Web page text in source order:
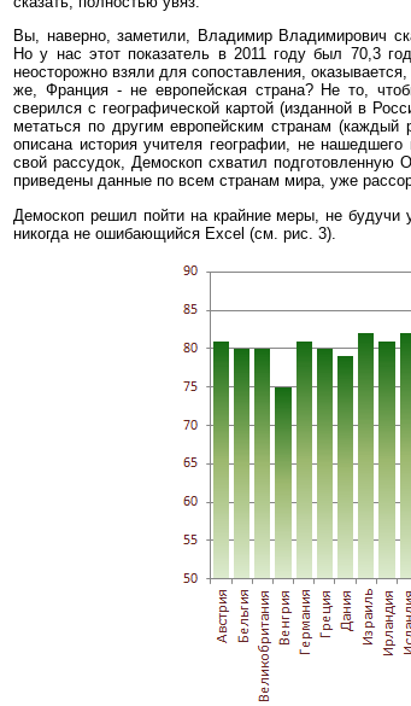
Вы, наверно, заметили, Владимир Владимирович
Но у нас этот показатель в 2011 году был 70,3
неосторожно взяли для сопоставления,
же, Франция - не европейская страна? Не то,
сверился с географической картой (изданной в
метаться по другим европейским странам (каждый
описана история учителя географии, не
свой рассудок, Демоскоп схватил
приведены данные по всем странам мира, уже
Демоскоп решил пойти на крайние меры, не
никогда не ошибающийся Excel (см. рис. 3).